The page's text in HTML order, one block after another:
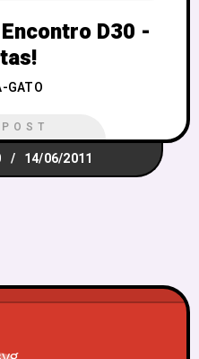
D30 -
GATO
14/06/2011